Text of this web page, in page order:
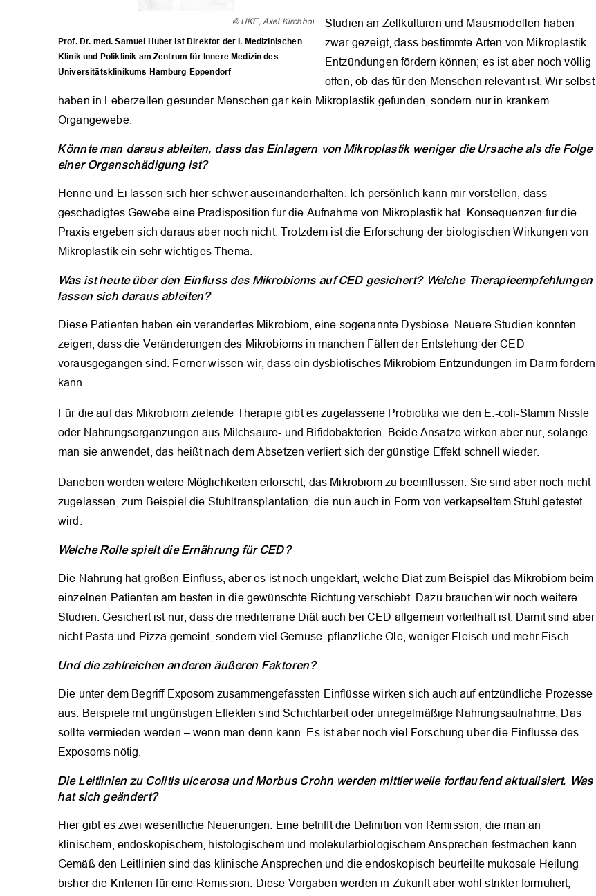
OK
© UKE, Axel Kirchhof
Prof. Dr. med. Samuel Huber ist Direktor der I. Medizinischen
Klinik und Poliklinik am Zentrum für Innere Medizin des
Universitätsklinikums Hamburg-Eppendorf
Studien an Zellkulturen und Mausmodellen haben
zwar gezeigt, dass bestimmte Arten von Mikroplastik
Entzündungen fördern können; es ist aber noch völlig
offen, ob das für den Menschen relevant ist. Wir selbst
haben in Leberzellen gesunder Menschen gar kein Mikroplastik gefunden, sondern nur in krankem
Organgewebe.
Könnte man daraus ableiten, dass das Einlagern von Mikroplastik weniger die Ursache als die Folge
einer Organschädigung ist?
Henne und Ei lassen sich hier schwer auseinanderhalten. Ich persönlich kann mir vorstellen, dass
geschädigtes Gewebe eine Prädisposition für die Aufnahme von Mikroplastik hat. Konsequenzen für die
Praxis ergeben sich daraus aber noch nicht. Trotzdem ist die Erforschung der biologischen Wirkungen von
Mikroplastik ein sehr wichtiges Thema.
Was ist heute über den Einfluss des Mikrobioms auf CED gesichert? Welche Therapieempfehlungen
lassen sich daraus ableiten?
Diese Patienten haben ein verändertes Mikrobiom, eine sogenannte Dysbiose. Neuere Studien konnten
zeigen, dass die Veränderungen des Mikrobioms in manchen Fällen der Entstehung der CED
vorausgegangen sind. Ferner wissen wir, dass ein dysbiotisches Mikrobiom Entzündungen im Darm fördern
kann.
Für die auf das Mikrobiom zielende Therapie gibt es zugelassene Probiotika wie den E.-coli-Stamm Nissle
oder Nahrungsergänzungen aus Milchsäure- und Bifidobakterien. Beide Ansätze wirken aber nur, solange
man sie anwendet, das heißt nach dem Absetzen verliert sich der günstige Effekt schnell wieder.
Daneben werden weitere Möglichkeiten erforscht, das Mikrobiom zu beeinflussen. Sie sind aber noch nicht
zugelassen, zum Beispiel die Stuhltransplantation, die nun auch in Form von verkapseltem Stuhl getestet
wird.
Welche Rolle spielt die Ernährung für CED?
Die Nahrung hat großen Einfluss, aber es ist noch ungeklärt, welche Diät zum Beispiel das Mikrobiom beim
einzelnen Patienten am besten in die gewünschte Richtung verschiebt. Dazu brauchen wir noch weitere
Studien. Gesichert ist nur, dass die mediterrane Diät auch bei CED allgemein vorteilhaft ist. Damit sind aber
nicht Pasta und Pizza gemeint, sondern viel Gemüse, pflanzliche Öle, weniger Fleisch und mehr Fisch.
Und die zahlreichen anderen äußeren Faktoren?
Die unter dem Begriff Exposom zusammengefassten Einflüsse wirken sich auch auf entzündliche Prozesse
aus. Beispiele mit ungünstigen Effekten sind Schichtarbeit oder unregelmäßige Nahrungsaufnahme. Das
sollte vermieden werden – wenn man denn kann. Es ist aber noch viel Forschung über die Einflüsse des
Exposoms nötig.
Die Leitlinien zu Colitis ulcerosa und Morbus Crohn werden mittlerweile fortlaufend aktualisiert. Was
hat sich geändert?
Hier gibt es zwei wesentliche Neuerungen. Eine betrifft die Definition von Remission, die man an
klinischem, endoskopischem, histologischem und molekularbiologischem Ansprechen festmachen kann.
Gemäß den Leitlinien sind das klinische Ansprechen und die endoskopisch beurteilte mukosale Heilung
bisher die Kriterien für eine Remission. Diese Vorgaben werden in Zukunft aber wohl strikter formuliert,